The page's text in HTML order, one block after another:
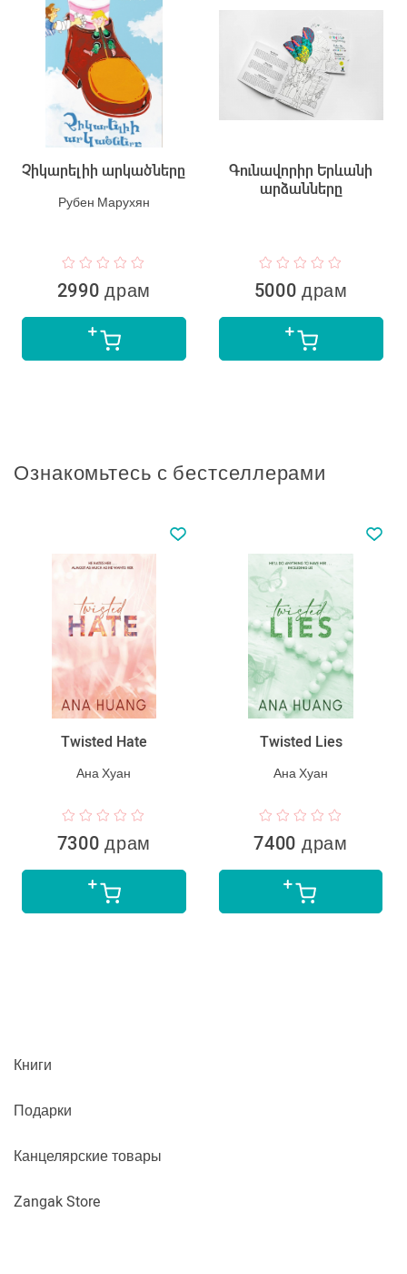
Չիկարելիի արկածները
Рубен Марухян
2990 драм
Գունավորիր Երևանի
արձանները
5000 драм
Ознакомьтесь с бестселлерами
Twisted Hate
Ана Хуан
7300 драм
Twisted Lies
Ана Хуан
7400 драм
Книги
Подарки
Канцелярские товары
Zangak Store